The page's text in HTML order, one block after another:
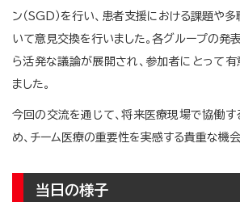
ン（SGD）を行い、患者支援における課題や
いて意見交換を行いました。各グループの発
ら活発な議論が展開され、参加者にとって
ました。
今回の交流を通じて、将来医療現場で協働
め、チーム医療の重要性を実感する貴重な機会
当日の様子